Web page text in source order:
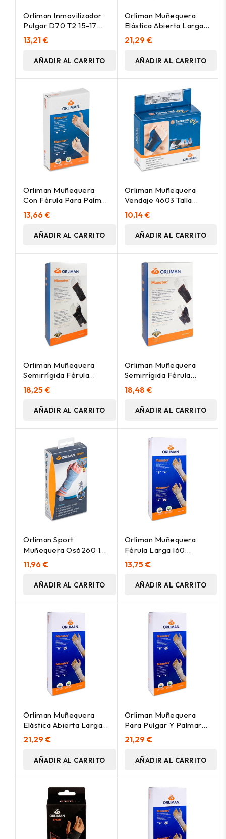
Orliman Inmovilizador
Pulgar D70 T2 15-17
Cm Derecho, 1 Unidad
13,21 €
AÑADIR AL CARRITO
Orliman Muñequera
Elástica Abierta Larga
Con Férula Palmar Y
Pulgar Mfp-D80
Derecha Talla 2 15-17
Cm, 1 Unidad
21,29 €
AÑADIR AL CARRITO
Orliman Muñequera
Con Férula Para Palma
D50 Talla 2 15-17
Derecha, 1 Unidad
13,66 €
AÑADIR AL CARRITO
Orliman Muñequera
Vendaje 4603 Talla
Única, 1 Unidad
10,14 €
AÑADIR AL CARRITO
Orliman Muñequera
Semirrígida Férula
Palmar Media Izquierda
Mf-I61 Talla 3, 1 Unidad
18,25 €
AÑADIR AL CARRITO
Orliman Muñequera
Semirrígida Férula
Palmar Corta Izquierda
Mf-I52 Talla 1, 1 Unidad
18,48 €
AÑADIR AL CARRITO
Orliman Sport
Muñequera Os6260 1/S
15-18, 1 Unidad
11,96 €
AÑADIR AL CARRITO
Orliman Muñequera
Férula Larga I60
Izquierda Talla 3 17-19, 1
Unidad
13,75 €
AÑADIR AL CARRITO
Orliman Muñequera
Elástica Abierta Larga
Con Férula Palmar Y
Pulgar Mfp-I80
Izquierda Talla 2 15-17
Cm, 1 Unidad
21,29 €
AÑADIR AL CARRITO
Orliman Muñequera
Para Pulgar Y Palmar
Mfp-I80 Talla 3, 1
Unidad
21,29 €
AÑADIR AL CARRITO